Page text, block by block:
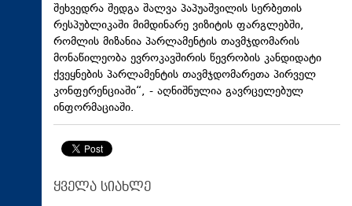
შეხვედრა შედგა შალვა პაპუაშვილის სერბეთის
რესპუბლიკაში მიმდინარე ვიზიტის ფარგლებში,
რომლის მიზანია პარლამენტის თავმჯდომარის
მონაწილეობა ევროკავშირის წევრობის კანდიდატი
ქვეყნების პარლამენტის თავმჯდომარეთა პირველ
კონფერენციაში“, - აღნიშნულია გავრცელებულ
ინფორმაციაში.
ყველა სიახლე